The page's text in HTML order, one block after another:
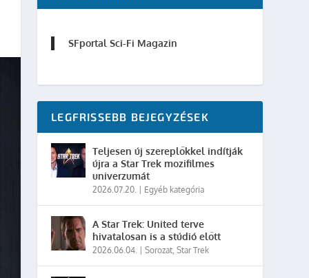
SFportal Sci-Fi Magazin
LEGFRISSEBB BEJEGYZÉSEK
Teljesen új szereplőkkel indítják
újra a Star Trek mozifilmes
univerzumát
2026.07.20. Egyéb kategória
A Star Trek: United terve
hivatalosan is a stúdió előtt
2026.06.04. |Sorozat,Star Trek